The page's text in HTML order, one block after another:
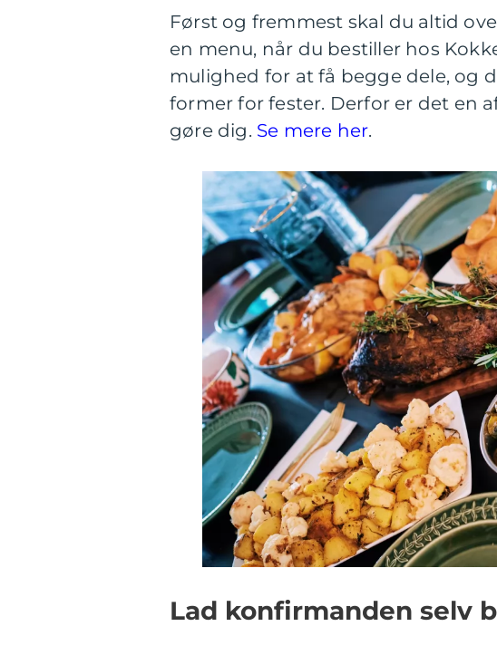
Først og fremmest skal du altid
en menu, når du bestiller hos
mulighed for at få begge dele, og
former for fester. Derfor er det en
gøre dig. Se mere her.
Lad konfirmanden selv